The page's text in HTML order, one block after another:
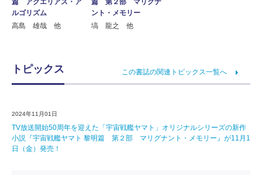
篇 アクエリアス・ア
ルゴリズム
高島 雄哉 他
篇 第２部 マリグナ
ント・メモリー
塙 龍之 他
トピックス この書誌の関連トピックス一覧へ
2024年11月01日
TV放送開始50周年を迎えた「宇宙戦艦ヤマト」オリジナルシリーズの新作
小説『宇宙戦艦ヤマト 黎明篇 第２部 マリグナント・メモリー』が11月1
日（金）発売！